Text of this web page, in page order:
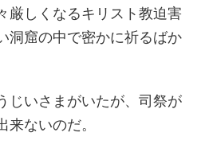
厳しくなるキリスト教迫害
洞窟の中で密かに祈るばか
じいさまがいたが、司祭が
ないのだ。